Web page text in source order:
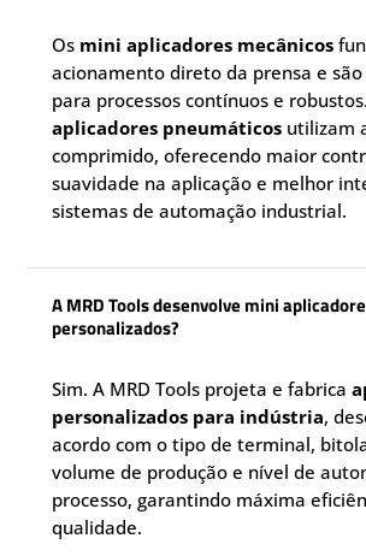
Os mini aplicadores mecânicos
acionamento direto da prensa e
para processos contínuos e
aplicadores pneumáticos utilizam
comprimido, oferecendo maior
suavidade na aplicação e melhor
sistemas de automação industrial.
A MRD Tools desenvolve mini
personalizados?
Sim. A MRD Tools projeta e fabrica
personalizados para indústria,
acordo com o tipo de terminal,
volume de produção e nível de
processo, garantindo máxima
qualidade.